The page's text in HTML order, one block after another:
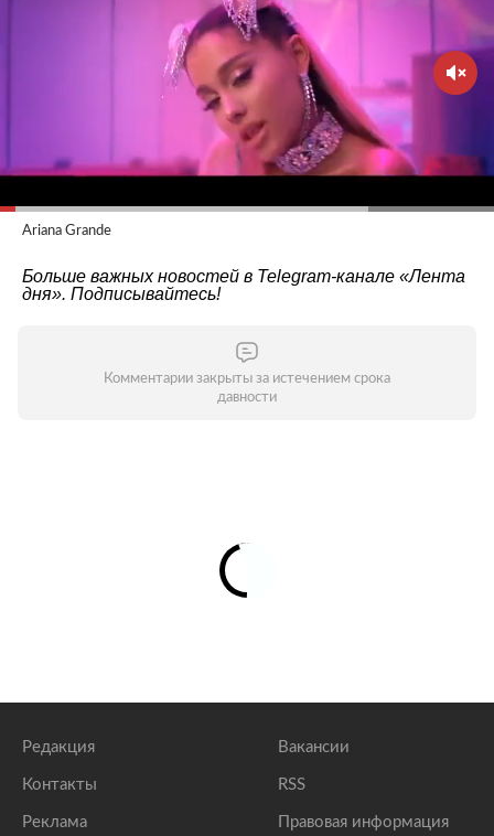
Ariana Grande
Больше важных новостей в Telegram-канале «Лента
дня». Подписывайтесь!
Комментарии закрыты за истечением срока
давности
Редакция
Контакты
Реклама
Вакансии
RSS
Правовая информация